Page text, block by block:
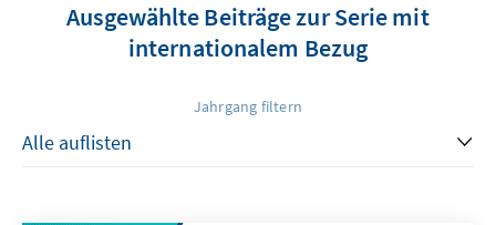
Ausgewählte Beiträge zur Serie mit
internationalem Bezug
Jahrgang filtern